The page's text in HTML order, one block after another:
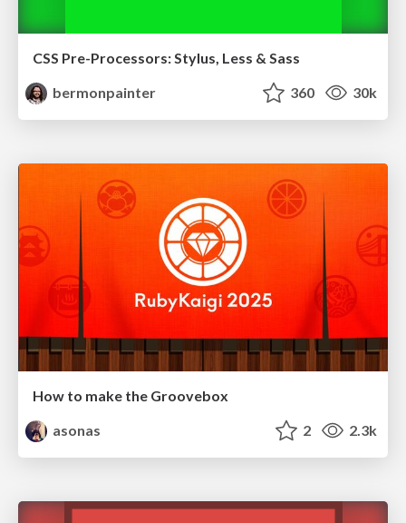
CSS Pre-Processors: Stylus, Less & Sass
bermonpainter
360 30k
How to make the Groovebox
asonas
2 2.3k